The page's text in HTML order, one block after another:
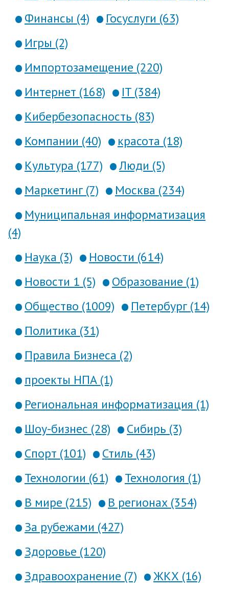
Финансы (4)
Госуслуги (63)
Игры (2)
Импортозамещение (220)
Интернет (168)
IT (384)
Кибербезопасность (83)
Компании (40)
красота (18)
Культура (177)
Люди (5)
Маркетинг (7)
Москва (234)
Муниципальная информатизация
(4)
Наука (3)
Новости (614)
Новости 1 (5)
Образование (1)
Общество (1009)
Петербург (14)
Политика (31)
Правила Бизнеса (2)
проекты НПА (1)
Региональная информатизация (1)
Шоу-бизнес (28)
Сибирь (3)
Спорт (101)
Стиль (43)
Технологии (61)
Технология (1)
В мире (215)
В регионах (354)
За рубежами (427)
Здоровье (120)
Здравоохранение (7)
ЖКХ (16)